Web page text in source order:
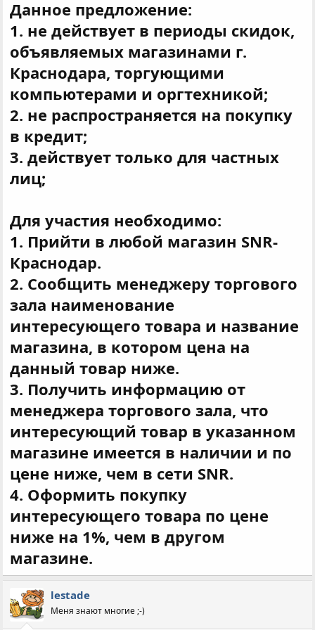
Данное предложение:
1. не действует в периоды скидок,
объявляемых магазинами г.
Краснодара, торгующими
компьютерами и оргтехникой;
2. не распространяется на покупку
в кредит;
3. действует только для частных
лиц;
Для участия необходимо:
1. Прийти в любой магазин SNR-
Краснодар.
2. Сообщить менеджеру торгового
зала наименование
интересующего товара и название
магазина, в котором цена на
данный товар ниже.
3. Получить информацию от
менеджера торгового зала, что
интересующий товар в указанном
магазине имеется в наличии и по
цене ниже, чем в сети SNR.
4. Оформить покупку
интересующего товара по цене
ниже на 1%, чем в другом
магазине.
lestade
Меня знают многие ;-)